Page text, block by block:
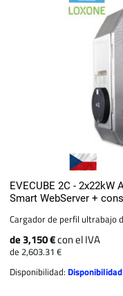
EVECUBE 2C - 2x22kW
Smart WebServer +
Cargador de perfil ultrabajo
de 3,150 €con el IVA
de 2,603.31 €
Disponibilidad: